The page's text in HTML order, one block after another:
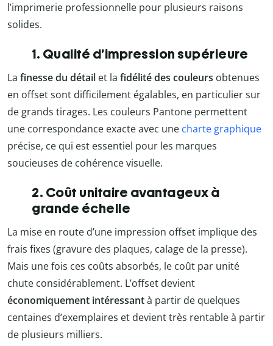
l’imprimerie professionnelle pour plusieurs raisons
solides.
1. Qualité d’impression supérieure
La finesse du détail et la fidélité des couleurs obtenues
en offset sont difficilement égalables, en particulier sur
de grands tirages. Les couleurs Pantone permettent
une correspondance exacte avec une charte graphique
précise, ce qui est essentiel pour les marques
soucieuses de cohérence visuelle.
2. Coût unitaire avantageux à
grande échelle
La mise en route d’une impression offset implique des
frais fixes (gravure des plaques, calage de la presse).
Mais une fois ces coûts absorbés, le coût par unité
chute considérablement. L’offset devient
économiquement intéressantà partir de quelques
centaines d’exemplaires et devient très rentable à partir
de plusieurs milliers.